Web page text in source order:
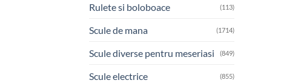
Rulete si boloboace (113)
Scule de mana (1714)
Scule diverse pentru meseriasi (849)
Scule electrice (855)